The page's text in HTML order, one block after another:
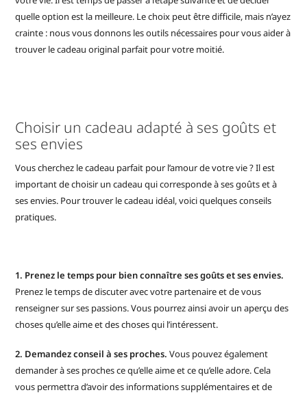
quelle option est la meilleure. Le choix peut être difficile, mais n’ayez
crainte : nous vous donnons les outils nécessaires pour vous aider à
trouver le cadeau original parfait pour votre moitié.
Choisir un cadeau adapté à ses goûts et
ses envies
Vous cherchez le cadeau parfait pour l’amour de votre vie ? Il est
important de choisir un cadeau qui corresponde à ses goûts et à
ses envies. Pour trouver le cadeau idéal, voici quelques conseils
pratiques.
1. Prenez le temps pour bien connaître ses goûts et ses envies.
Prenez le temps de discuter avec votre partenaire et de vous
renseigner sur ses passions. Vous pourrez ainsi avoir un aperçu des
choses qu’elle aime et des choses qui l’intéressent.
2. Demandez conseil à ses proches.Vous pouvez également
demander à ses proches ce qu’elle aime et ce qu’elle adore. Cela
vous permettra d’avoir des informations supplémentaires et de